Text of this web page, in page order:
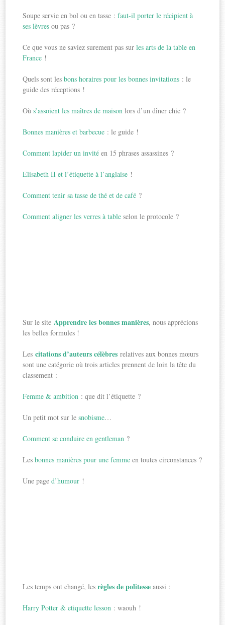
Soupe servie en bol ou en tasse :faut-il porter le récipient à
ses lèvres ou pas ?
Ce que vous ne saviez surement pas surles arts de la table en
France !
Quels sont lesbons horaires pour les bonnes invitations : le
guide des réceptions !
Oùs’assoient les maîtres de maison lors d’un dîner chic ?
Bonnes manières et barbecue : le guide !
Comment lapider un invité en 15 phrases assassines ?
Elisabeth II et l’étiquette à l’anglaise !
Comment tenir sa tasse de thé et de café ?
Comment aligner les verres à table selon le protocole ?
Sur le site Apprendre les bonnes manières, nous apprécions
les belles formules !
Lescitations d’auteurs célèbres relatives aux bonnes mœurs
sont une catégorie où trois articles prennent de loin la tête du
classement :
Femme & ambition : que dit l’étiquette ?
Un petit mot sur lesnobisme…
Comment se conduire en gentleman ?
Lesbonnes manières pour une femme en toutes circonstances ?
Une paged’humour !
Les temps ont changé, lesrègles de politesse aussi :
Harry Potter & etiquette lesson : waouh !